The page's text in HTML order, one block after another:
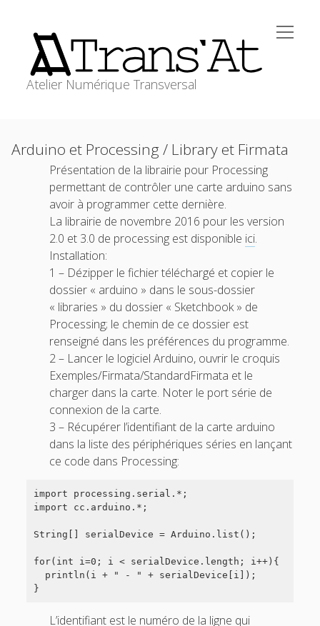
Trans'At
Atelier Numérique Transversal
open
menu
ATELIERS
open
WORKSHOPS
RESSOURCES
MEDIAGRAPHIE
CONTACT
Sidebar
transat@stephanecabee.net
Arduino et Processing / Library et Firmata
Présentation de la librairie pour Processing
permettant de contrôler une carte arduino sans
avoir à programmer cette dernière.
La librairie de novembre 2016 pour les version
2.0 et 3.0 de processing est disponible ici.
Installation:
1 – Dézipper le fichier téléchargé et copier le
dossier « arduino » dans le sous-dossier
« libraries » du dossier « Sketchbook » de
Processing; le chemin de ce dossier est
renseigné dans les préférences du programme.
2 – Lancer le logiciel Arduino, ouvrir le croquis
Exemples/Firmata/StandardFirmata et le
charger dans la carte. Noter le port série de
connexion de la carte.
3 – Récupérer l’identifiant de la carte arduino
dans la liste des périphériques séries en lançant
ce code dans Processing:
import processing.serial.*;
import cc.arduino.*;
String[] serialDevice = Arduino.list();
for(int i=0; i < serialDevice.length; i++){
}
L’identifiant est le numéro de la ligne qui